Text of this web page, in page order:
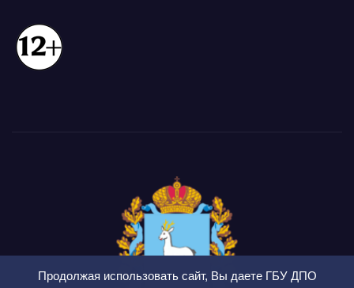
Продолжая использовать сайт, Вы даете ГБУ ДПО